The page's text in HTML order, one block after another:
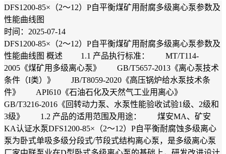
DFS1200-85×（2～12）P自平衡煤矿用耐腐多级离心泵参数及
性能曲线图
时间：2025-07-14
DFS1200-85×（2～12）P自平衡煤矿用耐腐多级离心泵参数及
性能曲线图 概述 1.1 产品执行标准： MT/T114-
2005《煤矿用多级离心泵》 GB/T5657-2013《离心泵技术
条件（I类）》 JB/T8059-2020《高压锅炉给水泵技术条
件》 API610《石油石化及天然气工业用离心》
GB/T3216-2016《回转动力泵、水泵性能验收试验1级、2级和
3级》 1.2 产品的适用范围及用途： 煤安MA、矿安
KA认证水泵DFS1200-85×（2～12）P自平衡耐腐蚀多级离心
泵为卧式单吸多级分段式/节段式结构离心泵，是多级离心泵